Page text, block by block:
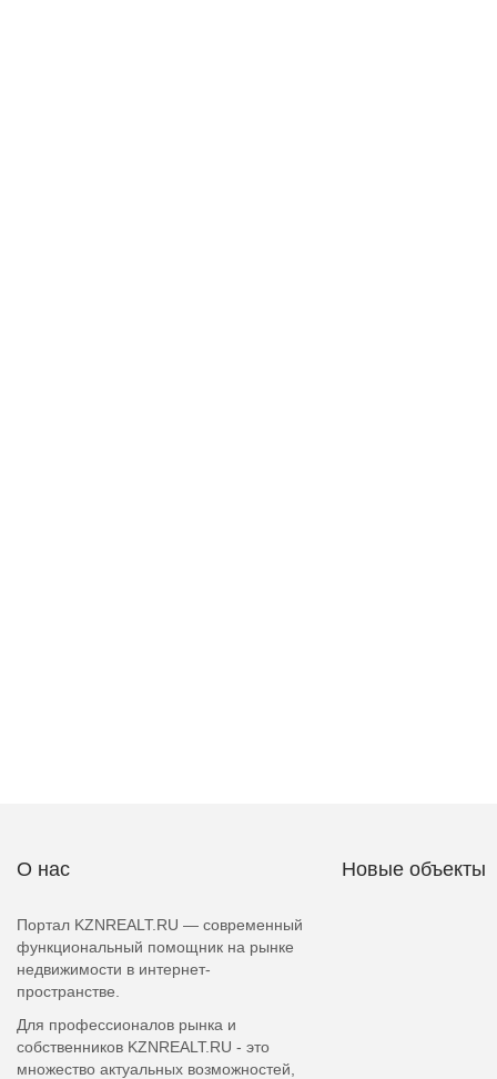
О нас
Портал KZNREALT.RU — современный
функциональный помощник на рынке
недвижимости в интернет-
пространстве.
Для профессионалов рынка и
собственников KZNREALT.RU - это
множество актуальных возможностей,
Новые объекты